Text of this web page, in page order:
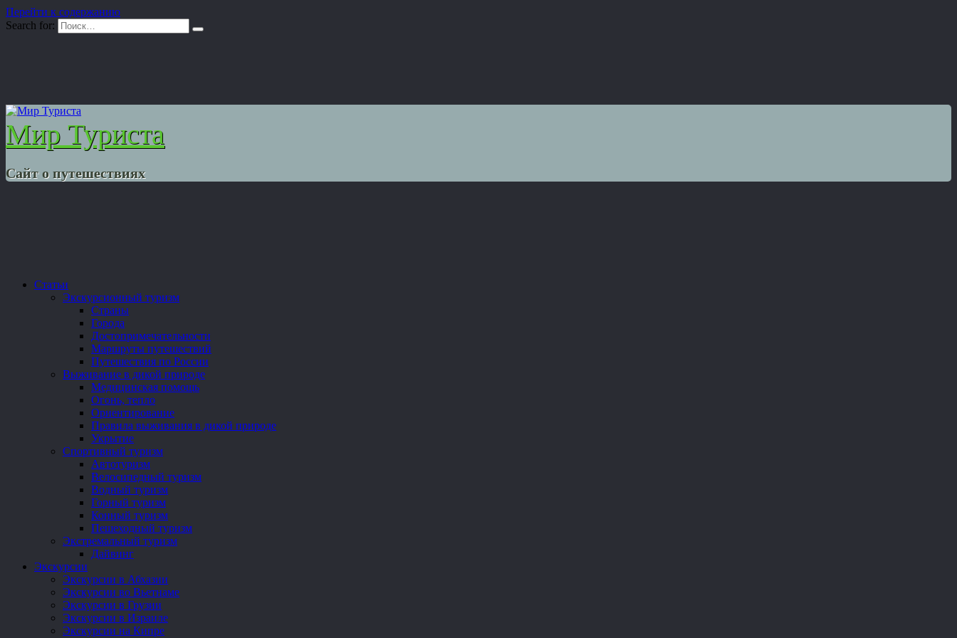
Перейти к содержанию
Search for:
Мир Туриста
Сайт о путешествиях
Статьи
Экскурсионный туризм
Страны
Города
Достопримечательности
Маршруты путешествий
Путешествия по России
Выживание в дикой природе
Медицинская помощь
Огонь, тепло
Ориентирование
Правила выживания в дикой природе
Укрытие
Спортивный туризм
Автотуризм
Велосипедный туризм
Водный туризм
Горный туризм
Конный туризм
Пешеходный туризм
Экстремальный туризм
Дайвинг
Экскурсии
Экскурсии в Абхазии
Экскурсии во Вьетнаме
Экскурсии в Грузии
Экскурсии в Израиле
Экскурсии на Кипре